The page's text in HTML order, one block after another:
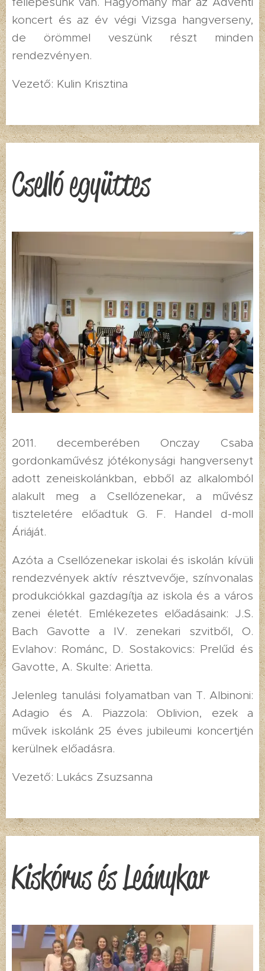
koncert és az év végi Vizsga hangverseny,
de örömmel veszünk részt minden
rendezvényen.
Vezető: Kulin Krisztina
Cselló együttes
2011. decemberében Onczay Csaba
gordonkaművész jótékonysági hangversenyt
adott zeneiskolánkban, ebből az alkalomból
alakult meg a Csellózenekar, a művész
tiszteletére előadtuk G. F. Handel d-moll
Áriáját.
Azóta a Csellózenekar iskolai és iskolán kívüli
rendezvények aktív résztvevője, színvonalas
produkciókkal gazdagítja az iskola és a város
zenei életét. Emlékezetes előadásaink: J.S.
Bach Gavotte a IV. zenekari szvitből, O.
Evlahov: Románc, D. Sostakovics: Prelűd és
Gavotte, A. Skulte: Arietta.
Jelenleg tanulási folyamatban van T. Albinoni:
Adagio és A. Piazzola: Oblivion, ezek a
művek iskolánk 25 éves jubileumi koncertjén
kerülnek előadásra.
Vezető: Lukács Zsuzsanna
Kiskórus és Leánykar